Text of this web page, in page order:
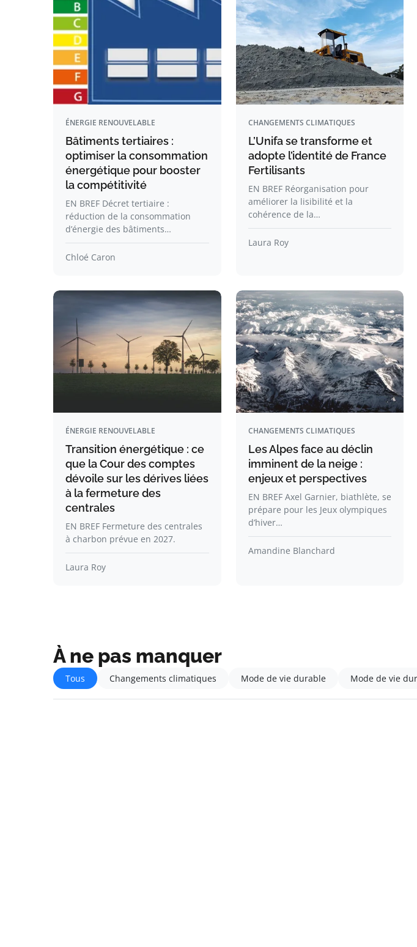
ÉNERGIE RENOUVELABLE
Bâtiments tertiaires :
optimiser la consommation
énergétique pour booster
la compétitivité
EN BREF Décret tertiaire :
réduction de la consommation
d’énergie des bâtiments…
Chloé Caron
CHANGEMENTS CLIMATIQUES
L’Unifa se transforme et
adopte l’identité de France
Fertilisants
EN BREF Réorganisation pour
améliorer la lisibilité et la
cohérence de la…
Laura Roy
ÉNERGIE RENOUVELABLE
Transition énergétique : ce
que la Cour des comptes
dévoile sur les dérives liées
à la fermeture des
centrales
EN BREF Fermeture des centrales
à charbon prévue en 2027.
Laura Roy
CHANGEMENTS CLIMATIQUES
Les Alpes face au déclin
imminent de la neige :
enjeux et perspectives
EN BREF Axel Garnier, biathlète, se
prépare pour les Jeux olympiques
d’hiver…
Amandine Blanchard
À ne pas manquer
Tous Changements climatiques Mode de vie durable Mode de vie